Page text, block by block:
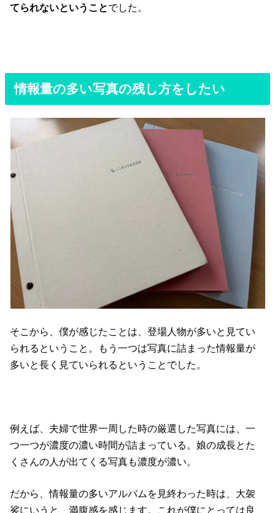
てられないということでした。
情報量の多い写真の残し方をしたい
そこから、僕が感じたことは、登場人物が多いと見てい
られるということ。もう一つは写真に詰まった情報量が
多いと長く見ていられるということでした。
例えば、夫婦で世界一周した時の厳選した写真には、一
つ一つが濃度の濃い時間が詰まっている。娘の成長とた
くさんの人が出てくる写真も濃度が濃い。
だから、情報量の多いアルバムを見終わった時は、大袈
裟にいうと、満腹感を感じます。これが僕にとっては良